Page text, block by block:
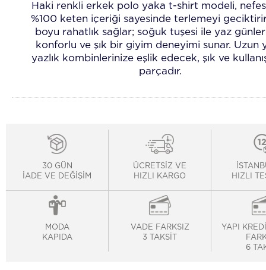
Haki renkli erkek polo yaka t-shirt modeli,
%100 keten içeriği sayesinde terlemeyi
boyu rahatlık sağlar; soğuk tuşesi ile yaz
konforlu ve şık bir giyim deneyimi sunar. Uzun
yazlık kombinlerinize eşlik edecek, şık ve
parçadır.
30 GÜN
İADE VE DEĞİŞİM
ÜCRETSİZ VE
HIZLI KARGO
HIZLI
MODA
KAPIDA
VADE FARKSIZ
3 TAKSİT
YAPI
6